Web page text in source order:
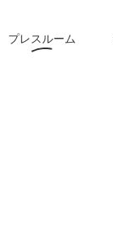
プレスルーム